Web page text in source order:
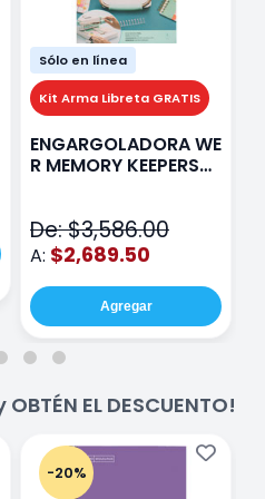
Sólo en línea
Kit Arma Libreta GRATIS
ENGARGOLADORA WE
R MEMORY KEEPERS
De: $3,586.00
A: $2,689.50
Agregar
EL DESCUENTO!
-20%